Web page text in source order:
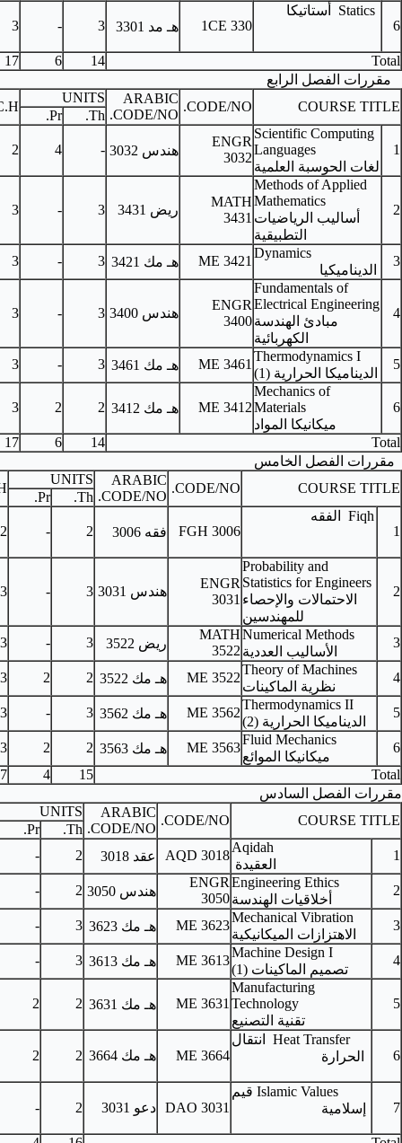
-
PHYS 3101
ARABIC
CODE/NO.
C.H.
PRE-REQUISITES
Pr.
-
4
CCS 3235, MATH
3101
ريض 3431 3
-
MATH 3303
هـ مك 3421
3
-
3
CE 3301
هندس 3400 3
-
PHYS 3002
هـ مك3461
3
-
3
MATH 3101, PHYS
3002
3412
2
2
3
CE 3301, MATH 3101
ARABIC
CODE/NO.
C.H.
PRE-REQUISITES
Pr.
FGH
-
2
-
هندس 3031 3
-
MATH 3202
ريض3522
3
-
MATH 3303
ME هـ مك3522
2
2
3
ME 3421
ME هـ مك3562
3
-
3
ME 3461
ME هـ مك3563
2
2
3
MATH 3303, PHYS
3002
CODE/
ARABIC
CODE/NO.
C.H.
PRE-REQUISITES
Pr.
AQD
2
-
2
-
هندس 3050 2
-
Junior Standing
ME هـ مك 3623
3
-
3
ME 3522
ME هـ مك3613
3
-
3
ME 3412
ME
3631
2
2
3
ME 3311
ME هـ مك 2
3
ME 3563
DAO دعو 3031 -
2
-